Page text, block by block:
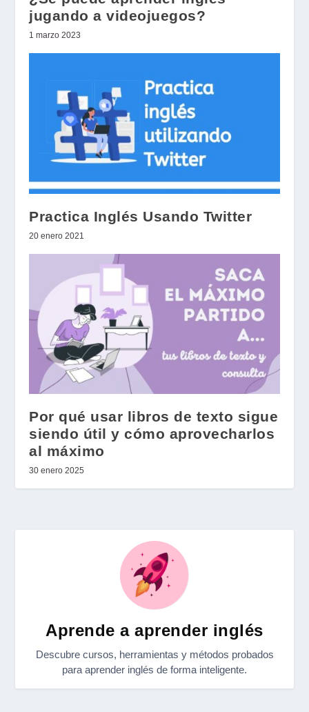
jugando a videojuegos?
1 marzo 2023
Practica Inglés Usando Twitter
20 enero 2021
Por qué usar libros de texto sigue
siendo útil y cómo aprovecharlos
al máximo
30 enero 2025
Aprende a aprender inglés
Descubre cursos, herramientas y métodos probados
para aprender inglés de forma inteligente.